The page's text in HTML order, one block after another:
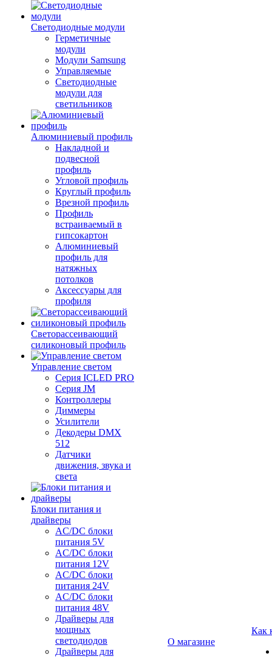
Светодиодные модули
Герметичные
модули
Модули Samsung
Управляемые
Светодиодные
модули для
светильников
Алюминиевый профиль
Накладной и
подвесной
профиль
Угловой профиль
Круглый профиль
Врезной профиль
Профиль
встраиваемый в
гипсокартон
Алюминиевый
профиль для
натяжных
потолков
Аксессуары для
профиля
Светорассеивающий
силиконовый профиль
Управление светом
Серия ICLED PRO
Серия JM
Контроллеры
Диммеры
Усилители
Декодеры DMX
512
Датчики
движения, звука и
света
Блоки питания и
драйверы
AC/DC блоки
питания 5V
AC/DC блоки
питания 12V
AC/DC блоки
питания 24V
AC/DC блоки
питания 48V
Драйверы для
мощных
светодиодов
Драйверы для
О магазине
Как